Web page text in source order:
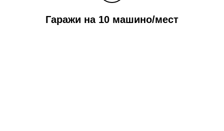
Гаражи на 10 машино/мест